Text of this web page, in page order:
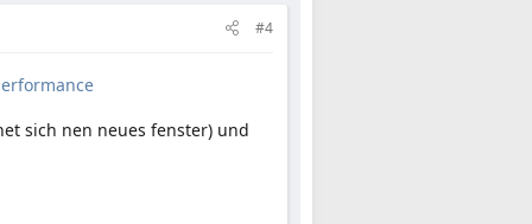
#4
sich nen neues fenster) und